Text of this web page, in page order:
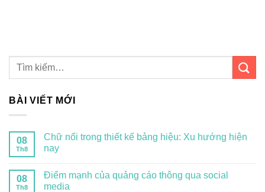
BÀI VIẾT MỚI
08
Th8
Chữ nổi trong thiết kế bảng hiệu: Xu hướng hiện
nay
08
Th8
Điểm mạnh của quảng cáo thông qua social
media